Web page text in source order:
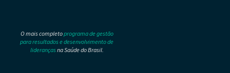
O mais completoprograma de gestão
para resultados e desenvolvimento de
liderançasna Saúde do Brasil.